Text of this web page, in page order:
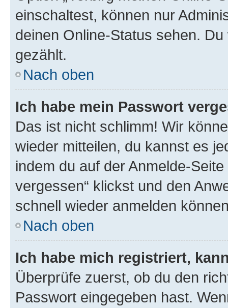
einschaltest, können nur
deinen Online-Status sehen.
gezählt.
Nach oben
Ich habe mein Passwort
Das ist nicht schlimm! Wir
wieder mitteilen, du kannst es
indem du auf der Anmelde-
vergessen“ klickst und den
schnell wieder anmelden
Nach oben
Ich habe mich registriert,
Überprüfe zuerst, ob du den
Passwort eingegeben hast.